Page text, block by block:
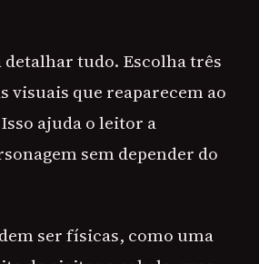
detalhar tudo. Escolha três
visuais que reaparecem ao
ajuda o leitor a
sem depender do
ser físicas, como uma